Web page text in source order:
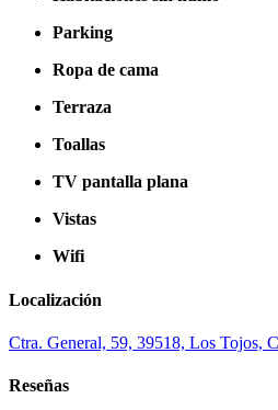
Parking
Ropa de cama
Terraza
Toallas
TV pantalla plana
Vistas
Wifi
Localización
Ctra. General, 59, 39518, Los Tojos,
Reseñas